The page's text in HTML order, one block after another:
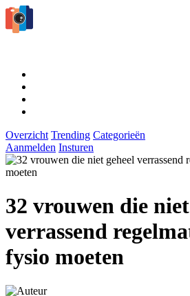
Overzicht Trending Categorieën
Aanmelden Insturen
32 vrouwen die
verrassend
fysio moeten